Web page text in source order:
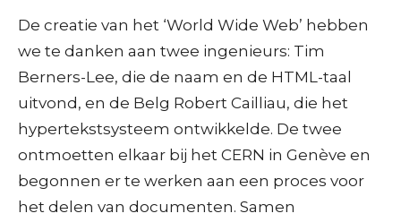
De creatie van het ‘World Wide Web’ hebben
we te danken aan twee ingenieurs: Tim
Berners-Lee, die de naam en de HTML-taal
uitvond, en de Belg Robert Cailliau, die het
hypertekstsysteem ontwikkelde. De twee
ontmoetten elkaar bij het CERN in Genève en
begonnen er te werken aan een proces voor
het delen van documenten. Samen